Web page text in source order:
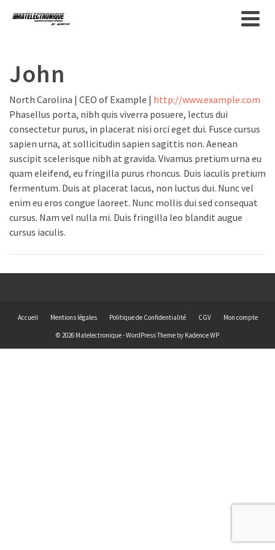
John
North Carolina | CEO of Example | http://www.example.com
Phasellus porta, nibh quis viverra posuere, lectus dui
consectetur purus, in placerat nisi orci eget dui. Fusce cursus
sapien urna, at sollicitudin sapien sagittis non. Aenean
suscipit scelerisque nibh at gravida. Vivamus pretium urna eu
quam eleifend, eu fringilla purus rhoncus. Duis iaculis pretium
fermentum. Duis at placerat lacus, non luctus dui. Nunc vel
enim eu eros congue laoreet. Nunc mollis dui sed consequat
cursus. Nam vel nulla mi. Duis fringilla leo blandit augue
cursus iaculis.
Accueil Mentions légales Politique de Confidentialité CGV Mon compte
© 2026 Matelectronique - WordPress Theme by Kadence WP
Fermeture estivale - Nous serons
fermés du 10 au 31 inclus. Merci de